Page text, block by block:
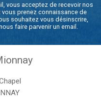
vous acceptez de recevoir nos
prenez connaissance de
souhaitez vous désinscrire,
faire parvenir un email.